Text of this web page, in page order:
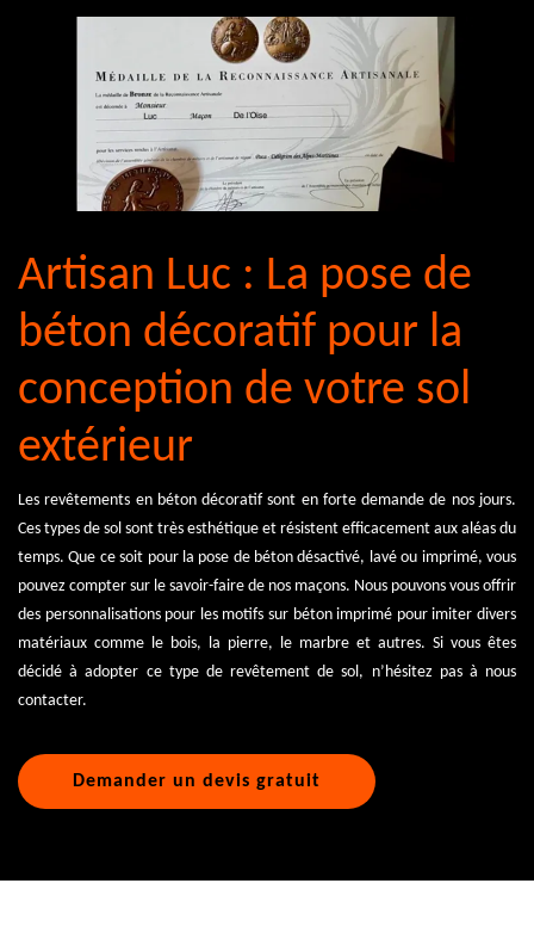
Artisan Luc : La pose de
béton décoratif pour la
conception de votre sol
extérieur
Les revêtements en béton décoratif sont en forte demande de nos jours.
Ces types de sol sont très esthétique et résistent efficacement aux aléas du
temps. Que ce soit pour la pose de béton désactivé, lavé ou imprimé, vous
pouvez compter sur le savoir-faire de nos maçons. Nous pouvons vous offrir
des personnalisations pour les motifs sur béton imprimé pour imiter divers
matériaux comme le bois, la pierre, le marbre et autres. Si vous êtes
décidé à adopter ce type de revêtement de sol, n’hésitez pas à nous
contacter.
Demander un devis gratuit